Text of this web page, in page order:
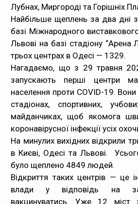
Контакти
Карта сайта
Лубнах, Миргороді та Горішніх
Найбільше щеплень за два дні
базі Міжнародного
Львові на базі стадіону “Арена
трьох центрах в Одесі — 1329.
Нагадаємо, що з 29 травня
запускають перші центри
населення проти COVID-19.
стадіонах, спортивних,
майданчиках, щоб якомога
коронавірусної інфекції усіх
На минулих вихідних відкрили
в Києві, Одесі та Львові.
було щеплено 4849 людей.
Відкриття таких центрів — це
влади у відповідь на
вакцинуватись. Уже 12 міст